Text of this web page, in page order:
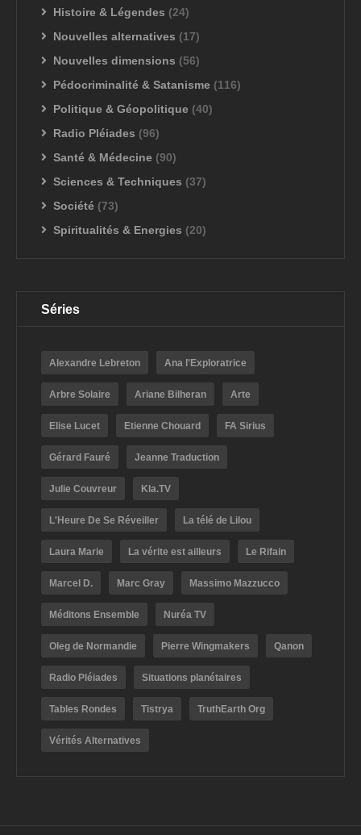
Histoire & Légendes (24)
Nouvelles alternatives (17)
Nouvelles dimensions (56)
Pédocriminalité & Satanisme (116)
Politique & Géopolitique (40)
Radio Pléiades (96)
Santé & Médecine (90)
Sciences & Techniques (37)
Société (73)
Spiritualités & Energies (20)
Séries
Alexandre Lebreton Ana l'Exploratrice
Arbre Solaire Ariane Bilheran Arte
Elise Lucet Etienne Chouard FA Sirius
Gérard Fauré Jeanne Traduction
Julie Couvreur Kla.TV
L'Heure De Se Réveiller La télé de Lilou
Laura Marie La vérite est ailleurs Le Rifain
Marcel D. Marc Gray Massimo Mazzucco
Méditons Ensemble Nuréa TV
Oleg de Normandie Pierre Wingmakers Qanon
Radio Pléiades Situations planétaires
Tables Rondes Tistrya TruthEarth Org
Vérités Alternatives